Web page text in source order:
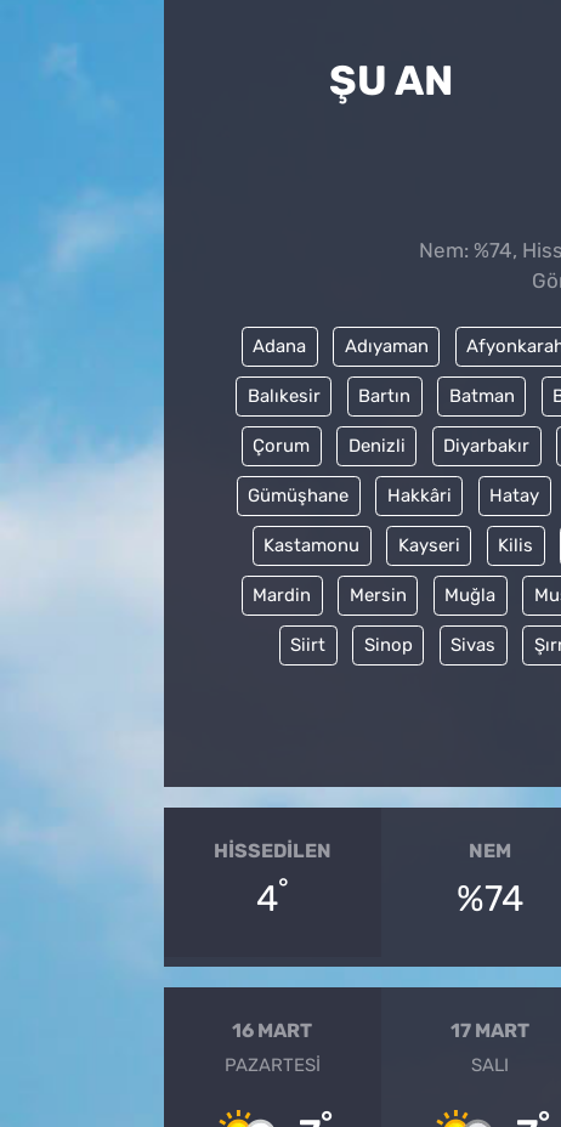
ŞU AN
Nem: %74,
Adana Adıyaman
Balıkesir Bartın Batman
Çorum Denizli Diyarbakır
Gümüşhane Hakkâri Hatay
Kastamonu Kayseri Kilis
Mardin Mersin Muğla
Siirt Sinop Sivas
HISSEDILEN
4°
NEM
%74
16 MART
PAZARTESI
17 MART
SALI